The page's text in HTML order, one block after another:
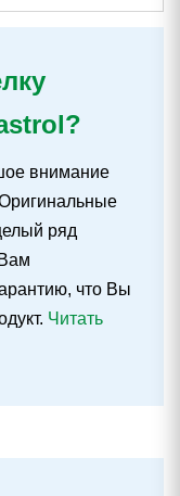
внимание
ряд
что Вы
Читать